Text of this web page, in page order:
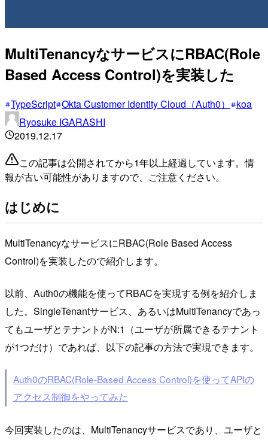
MultiTenancyなサービスにRBAC(Role
Based Access Control)を実装した
TypeScript Okta Customer Identity Cloud（Auth0）
koa
Ryosuke IGARASHI
2019.12.17
この記事は公開されてから1年以上経過しています。情
報が古い可能性がありますので、ご注意ください。
はじめに
MultiTenancyなサービスにRBAC(Role Based Access
Control)を実装したので紹介します。
以前、Auth0の機能を使ってRBACを実現する例を紹介しま
した。SingleTenantサービス、あるいはMultiTenancyであっ
てもユーザとテナントがN:1（ユーザが所属できるテナント
が1つだけ）であれば、以下の記事の方法で実現できます。
Auth0のRBAC(Role-Based Access Control)を使ってAPIの
アクセス制御をやってみた
今回実装したのは、MultiTenancyサービスであり、ユーザと